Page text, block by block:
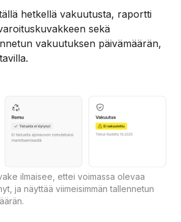
hetkellä vakuutusta, raportti
sekä
vakuutuksen päivämäärän,
ilmaisee, ettei voimassa olevaa
ja näyttää viimeisimmän tallennetun